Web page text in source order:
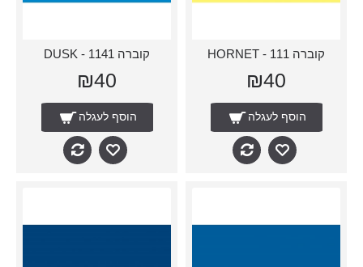
קוברה 111 - HORNET
₪40
הוסף לעגלה
קוברה 1141 - DUSK
₪40
הוסף לעגלה